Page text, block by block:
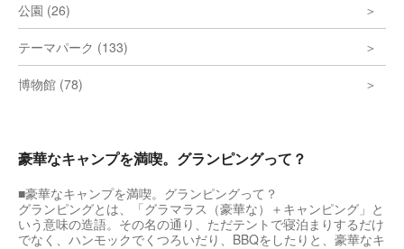
公園 (26)
テーマパーク (133)
博物館 (78)
豪華なキャンプを満喫。グランピングって？
■豪華なキャンプを満喫。グランピングって？
グランピングとは、「グラマラス（豪華な）＋キャンピング」と
いう意味の造語。その名の通り、ただテントで寝泊まりするだけ
でなく、ハンモックでくつろいだり、BBQをしたりと、豪華なキ